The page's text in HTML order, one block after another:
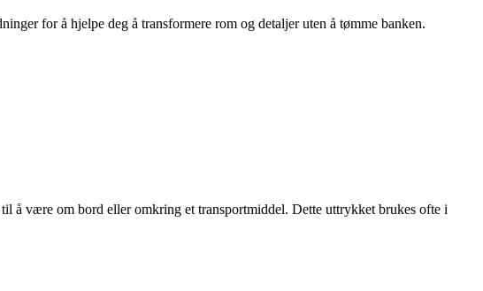
for å hjelpe deg å transformere rom og detaljer uten å tømme banken.
å være om bord eller omkring et transportmiddel. Dette uttrykket brukes ofte i